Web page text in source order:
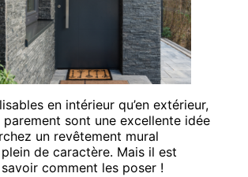
en intérieur qu’en extérieur,
parement sont une excellente idée
un revêtement mural
de caractère. Mais il est
comment les poser !